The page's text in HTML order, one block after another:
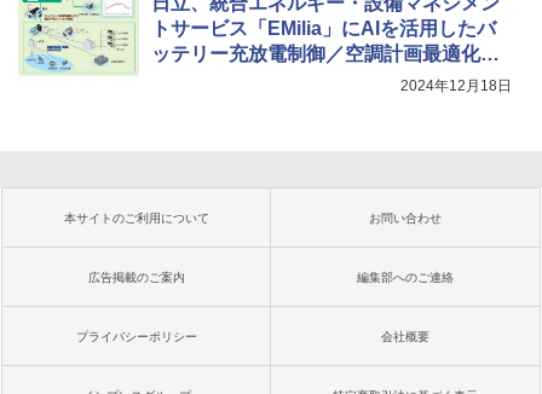
トサービス「EMilia」にAIを活用したバ
ッテリー充放電制御／空調計画最適化ソ
2024年12月18日
本サイトのご利用について お問い合わせ
広告掲載のご案内 編集部へのご連絡
プライバシーポリシー 会社概要